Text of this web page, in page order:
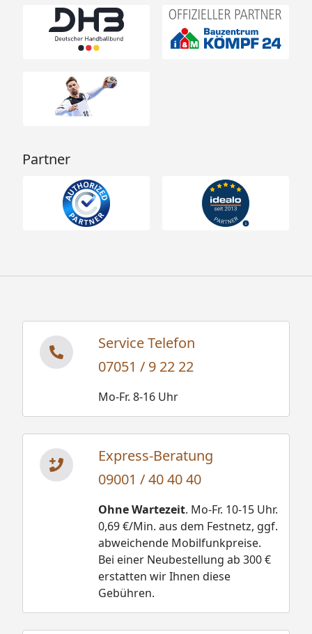
Partner
Service Telefon
07051 / 9 22 22
Mo-Fr. 8-16 Uhr
Express-Beratung
09001 / 40 40 40
Ohne Wartezeit. Mo-Fr. 10-15 Uhr.
0,69 €/Min. aus dem Festnetz, ggf.
abweichende Mobilfunkpreise.
Bei einer Neubestellung ab 300 €
erstatten wir Ihnen diese
Gebühren.